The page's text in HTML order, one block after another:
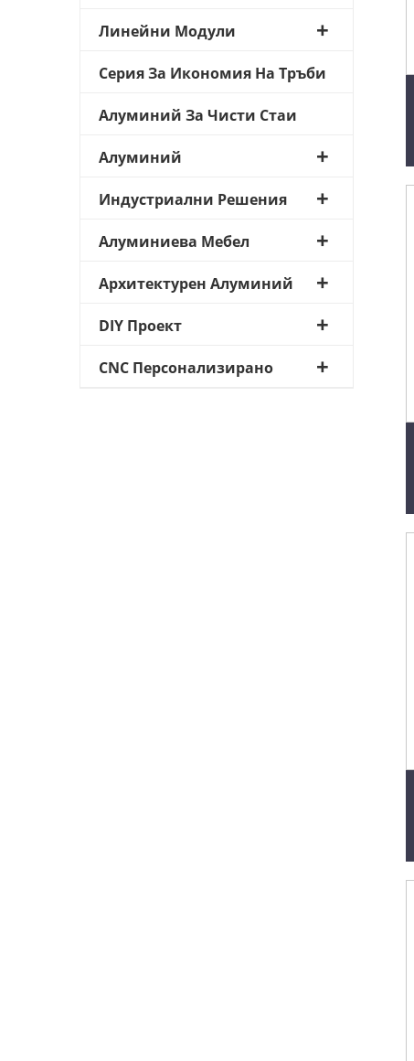
Линейни Модули
Серия За Икономия На Тръби
Алуминий За Чисти Стаи
Алуминий
Индустриални Решения
Алуминиева Мебел
Архитектурен Алуминий
DIY Проект
CNC Персонализирано